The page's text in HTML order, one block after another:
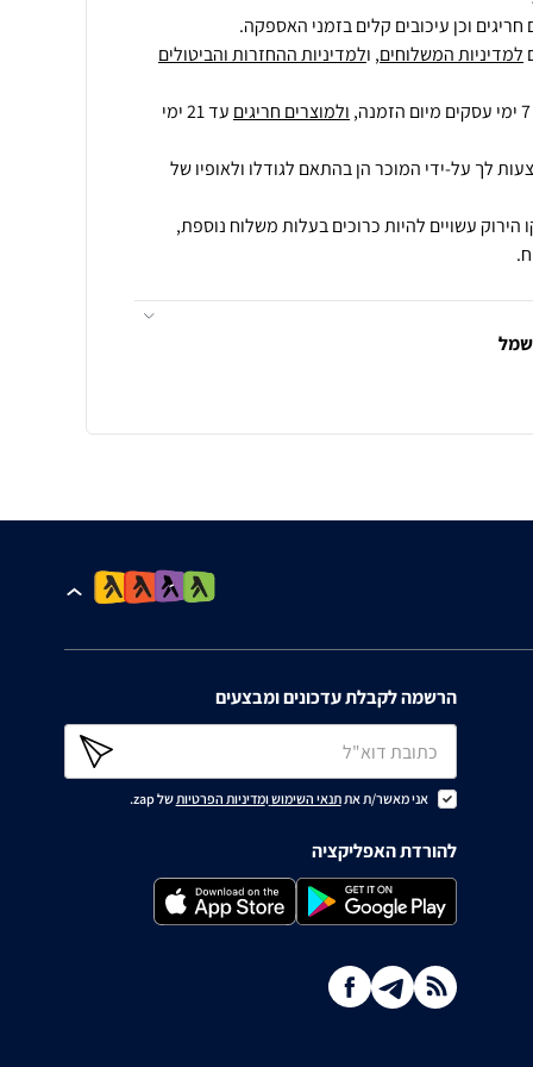
וכן עיכובים קלים בזמני האספקה.
למדיניות המשלוחים, ולמדיניות ההחזרות והביטולים
ולמוצרים חריגים עד 21 ימי
לך על-ידי המוכר הן בהתאם לגודלו ולאופיו של
הירוק עשויים להיות כרוכים בעלות משלוח נוספת,
הרשמה לקבלת עדכונים ומבצעים
אני מאשר/ת אתתנאי השימושומדיניות הפרטיותשל zap.
להורדת האפליקציה